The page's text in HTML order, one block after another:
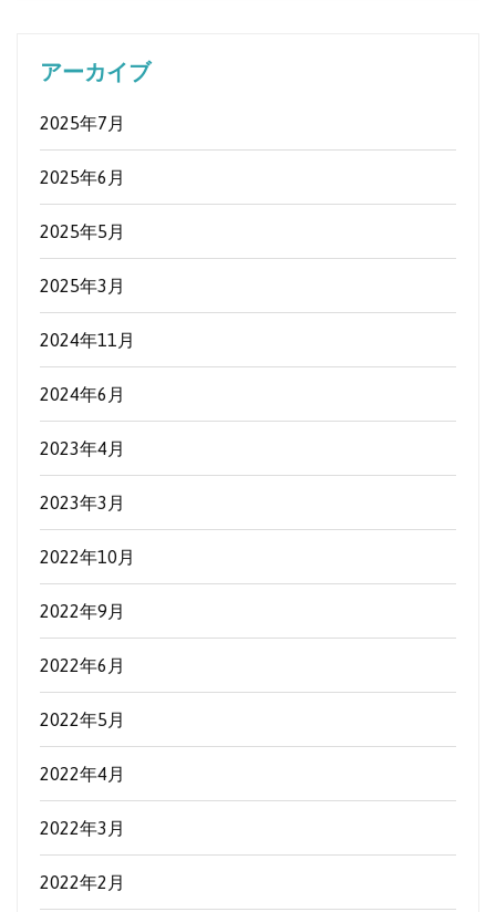
アーカイブ
2025年7月
2025年6月
2025年5月
2025年3月
2024年11月
2024年6月
2023年4月
2023年3月
2022年10月
2022年9月
2022年6月
2022年5月
2022年4月
2022年3月
2022年2月